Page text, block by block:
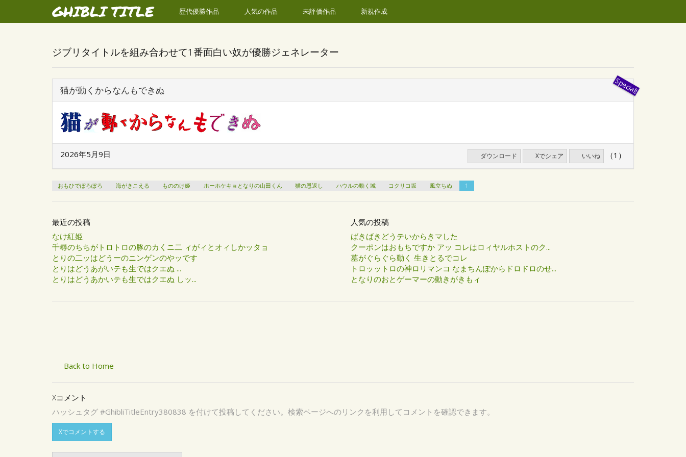
GHIBLI TITLE 歴代優勝作品 人気の作品 未評価作品 新規作成
ジブリタイトルを組み合わせて1番面白い奴が優勝ジェネレーター
猫が動くからなんもできぬ
2026年5月9日 ダウンロード Xでシェア いいね （1）
おもひでぽろぽろ 海がきこえる もののけ姫 ホーホケキョとなりの山田くん 猫の恩返し ハウルの動く城 コクリコ坂 風立ちぬ 1
最近の投稿
なけ紅姫
千尋のちちがトロトロの豚のカくニ二 ィがィとオィしかッタョ
とりの二ッはどうーのニンゲンのやッです
とりはどうあがいテも生ではクエぬ ...
とりはどうあかいテも生ではクエぬ しッ...
人気の投稿
ばきばきどうテいからきマした
クーポンはおもちですか アッ コレはロィヤルホストのク...
墓がぐらぐら動く 生きとるでコレ
トロッットロの神ロリマンコ なまちんぽからドロドロのせ...
となりのおとゲーマーの動きがきもィ
Back to Home
Xコメント
ハッシュタグ #GhibliTitleEntry380838 を付けて投稿してください。検索ページへのリンクを利用してコメントを確認できます。
Xでコメントする